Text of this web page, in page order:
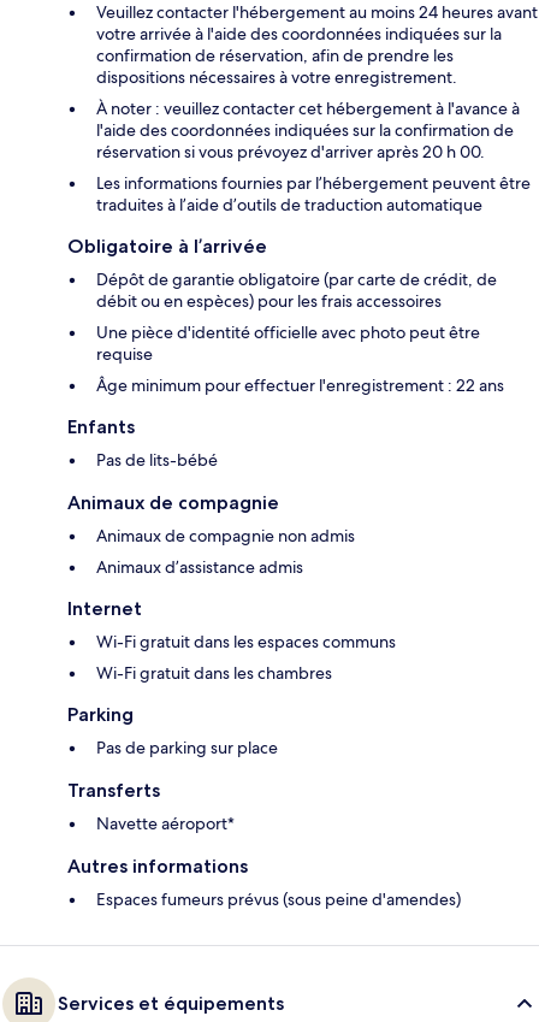
Veuillez contacter l'hébergement au moins 24 heures avant
votre arrivée à l'aide des coordonnées indiquées sur la
confirmation de réservation, afin de prendre les
dispositions nécessaires à votre enregistrement.
À noter : veuillez contacter cet hébergement à l'avance à
l'aide des coordonnées indiquées sur la confirmation de
réservation si vous prévoyez d'arriver après 20 h 00.
Les informations fournies par l’hébergement peuvent être
traduites à l’aide d’outils de traduction automatique
Obligatoire à l’arrivée
Dépôt de garantie obligatoire (par carte de crédit, de
débit ou en espèces) pour les frais accessoires
Une pièce d'identité officielle avec photo peut être
requise
Âge minimum pour effectuer l'enregistrement : 22 ans
Enfants
Pas de lits-bébé
Animaux de compagnie
Animaux de compagnie non admis
Animaux d’assistance admis
Internet
Wi-Fi gratuit dans les espaces communs
Wi-Fi gratuit dans les chambres
Parking
Pas de parking sur place
Transferts
Navette aéroport*
Autres informations
Espaces fumeurs prévus (sous peine d'amendes)
Services et équipements